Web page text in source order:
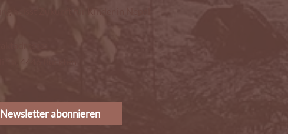
Newsletter abonnieren